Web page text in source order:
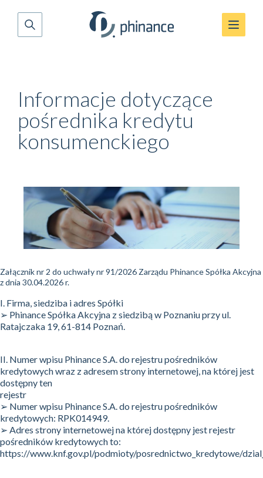
Informacje dotyczące
pośrednika kredytu
konsumenckiego
Załącznik nr 2 do uchwały nr 91/2026 Zarządu Phinance Spółka Akcyjna
z dnia 30.04.2026 r.
I. Firma, siedziba i adres Spółki
➢ Phinance Spółka Akcyjna z siedzibą w Poznaniu przy ul.
Ratajczaka 19, 61-814 Poznań.
II. Numer wpisu Phinance S.A. do rejestru pośredników
kredytowych wraz z adresem strony internetowej, na której jest
dostępny ten
rejestr
➢ Numer wpisu Phinance S.A. do rejestru pośredników
kredytowych: RPK014949.
➢ Adres strony internetowej na której dostępny jest rejestr
pośredników kredytowych to:
https://www.knf.gov.pl/podmioty/posrednictwo_kredytowe/